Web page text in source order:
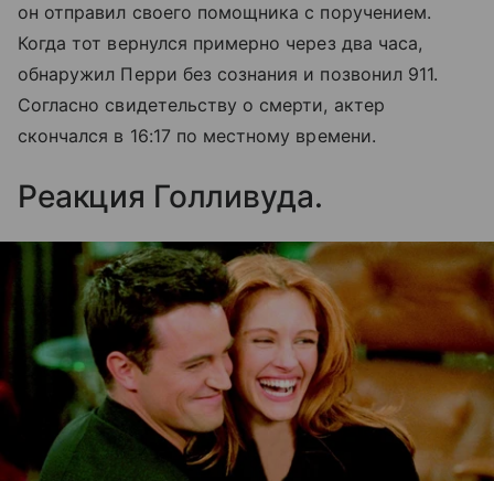
он отправил своего помощника с поручением.
Когда тот вернулся примерно через два часа,
обнаружил Перри без сознания и позвонил 911.
Согласно свидетельству о смерти, актер
скончался в 16:17 по местному времени.
Реакция Голливуда.